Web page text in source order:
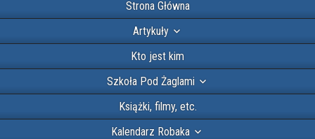
Strona Główna
Artykuły
Kto jest kim
Szkoła Pod Żaglami
Książki, filmy, etc.
Kalendarz Robaka